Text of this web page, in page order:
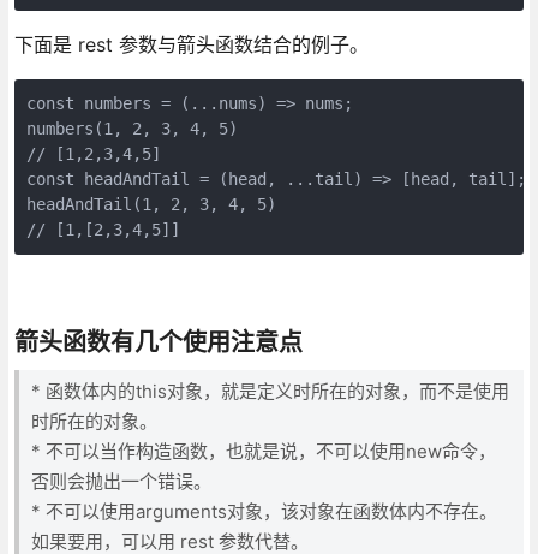
下面是 rest 参数与箭头函数结合的例子。
const numbers = (...nums) => nums;
numbers(1, 2, 3, 4, 5)
// [1,2,3,4,5]
const headAndTail = (head, ...tail) => [head, tail];
headAndTail(1, 2, 3, 4, 5)
// [1,[2,3,4,5]]
箭头函数有几个使用注意点
* 函数体内的this对象，就是定义时所在的对象，而不是使用
时所在的对象。
* 不可以当作构造函数，也就是说，不可以使用new命令，
否则会抛出一个错误。
* 不可以使用arguments对象，该对象在函数体内不存在。
如果要用，可以用 rest 参数代替。